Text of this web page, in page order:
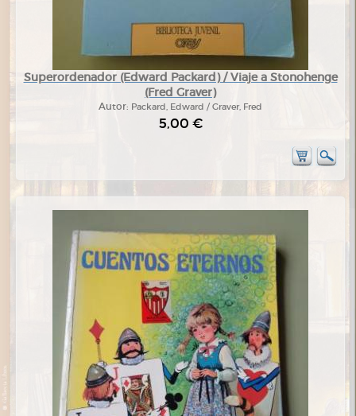
Superordenador (Edward Packard) / Viaje a Stonohenge
(Fred Graver)
Autor: Packard, Edward / Graver, Fred
5,00 €